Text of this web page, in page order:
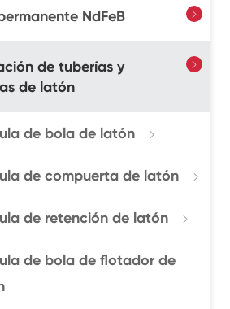
NdFeB 
de tuberías y
de latón

de bola de latón 
de compuerta de latón 
de retención de latón 
de bola de flotador de